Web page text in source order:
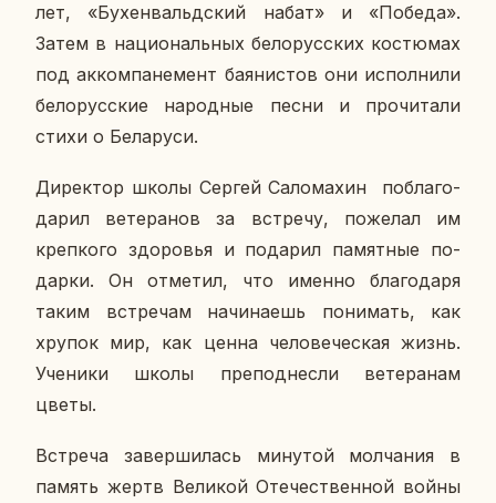
лет, «Бу­хен­вальд­ский набат» и «Победа».
Затем в на­ци­о­наль­ных бе­ло­рус­ских ко­стю­мах
под ак­ком­па­не­мент ба­я­ни­стов они ис­пол­ни­ли
бе­ло­рус­ские на­род­ные песни и про­чи­та­ли
стихи о Бе­ла­ру­си.
Ди­рек­тор школы Сергей Са­ло­ма­хин по­бла­го­
да­рил ве­те­ра­нов за встре­чу, по­же­лал им
креп­ко­го здо­ро­вья и по­да­рил па­мят­ные по­
дар­ки. Он от­ме­тил, что именно бла­го­да­ря
таким встре­чам на­чи­на­ешь по­ни­мать, как
хрупок мир, как ценна че­ло­ве­че­ская жизнь.
Уче­ни­ки школы пре­под­нес­ли ве­те­ра­нам
цветы.
Встре­ча за­вер­ши­лась ми­ну­той мол­ча­ния в
память жертв Ве­ли­кой Оте­че­ствен­ной войны